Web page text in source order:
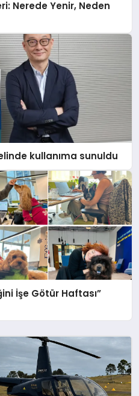
Nerede Yenir, Neden
kullanıma sunuldu
İşe Götür Haftası”